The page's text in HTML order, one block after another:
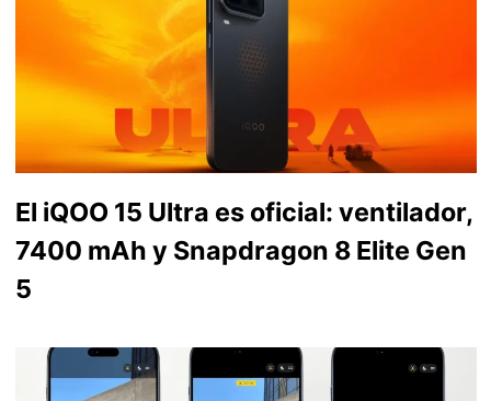
El iQOO 15 Ultra es oficial: ventilador,
7400 mAh y Snapdragon 8 Elite Gen
5